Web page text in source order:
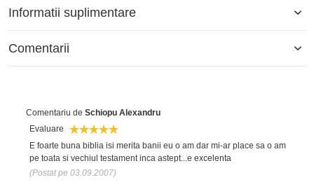
Informatii suplimentare
Comentarii
Comentariu de Schiopu Alexandru
Evaluare
E foarte buna biblia isi merita banii eu o am dar mi-ar place sa o am
pe toata si vechiul testament inca astept...e excelenta
(Postat pe 03.09.2007)